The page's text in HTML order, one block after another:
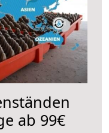
ab 99€